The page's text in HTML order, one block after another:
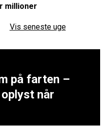
millioner
Vis seneste uge
på farten –
når